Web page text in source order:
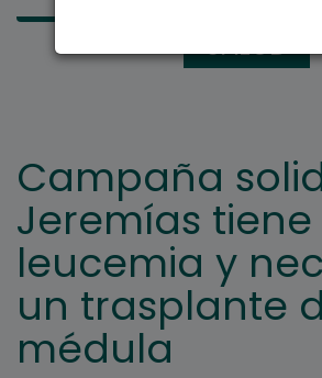
SALUD
Campaña
Jeremías tiene
leucemia y
un trasplante
médula